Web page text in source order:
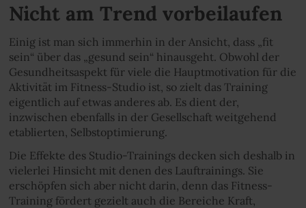
Nicht am Trend vorbeilaufen
Einig ist man sich immerhin in der Ansicht, dass „fit
sein“ über das „gesund sein“ hinausgeht. Obwohl der
Gesundheitsaspekt für viele die Hauptmotivation für die
Aktivität im Fitness-Studio ist, so zielt das Training
eigentlich auf etwas anderes ab. Es dient der,
inzwischen ebenfalls in der Gesellschaft weitgehend
etablierten, Selbstoptimierung.
Die Effekte des Studio-Trainings decken sich deshalb in
vielerlei Hinsicht mit denen des Lauftrainings. Sie
erschöpfen sich aber nicht darin, denn das Fitness-
Training fördert gezielt auch die Bereiche Kraft,